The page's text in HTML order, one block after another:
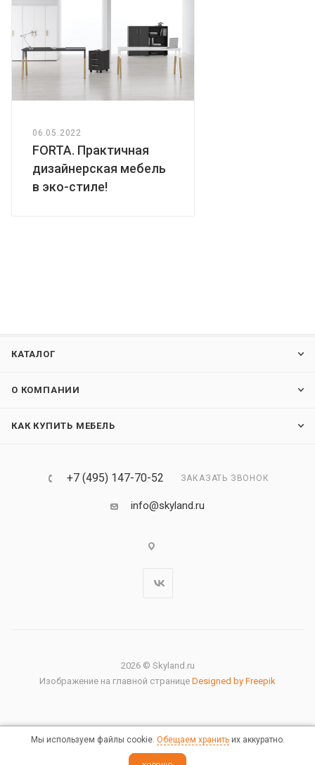
06.05.2022
FORTA. Практичная
дизайнерская мебель
в эко-стиле!
КАТАЛОГ
О КОМПАНИИ
КАК КУПИТЬ МЕБЕЛЬ
+7 (495) 147-70-52 ЗАКАЗАТЬ ЗВОНОК
info@skyland.ru
2026 © Skyland.ru
Изображение на главной странице Designed by Freepik
Правовая информация
Мы используем файлы cookie. Обещаем хранитьих аккуратно.